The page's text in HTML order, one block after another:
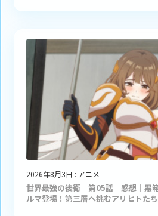
2026年8月3日 : アニメ
世界最強の後衛 第05話 感想｜黒
ルマ登場！第三層へ挑むアリヒトたち